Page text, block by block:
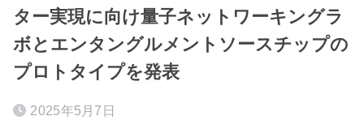
ター実現に向け量子ネットワーキングラ
ボとエンタングルメントソースチップの
プロトタイプを発表
2025年5月7日